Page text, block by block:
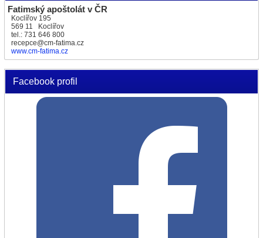
Fatimský apoštolát v ČR
Koclířov 195
569 11 Koclířov
tel.: 731 646 800
recepce@cm-fatima.cz
www.cm-fatima.cz
Facebook profil